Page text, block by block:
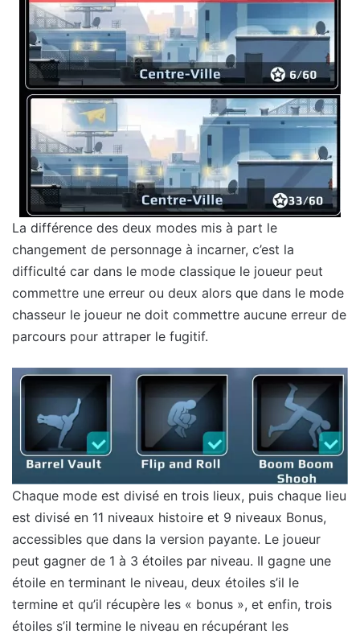
La différence des deux modes mis à part le
changement de personnage à incarner, c’est la
difficulté car dans le mode classique le joueur peut
commettre une erreur ou deux alors que dans le mode
chasseur le joueur ne doit commettre aucune erreur de
parcours pour attraper le fugitif.
Chaque mode est divisé en trois lieux, puis chaque lieu
est divisé en 11 niveaux histoire et 9 niveaux Bonus,
accessibles que dans la version payante. Le joueur
peut gagner de 1 à 3 étoiles par niveau. Il gagne une
étoile en terminant le niveau, deux étoiles s’il le
termine et qu’il récupère les « bonus », et enfin, trois
étoiles s’il termine le niveau en récupérant les